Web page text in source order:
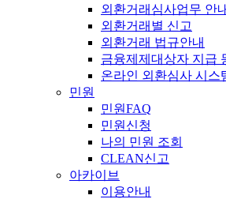
외환거래심사업무 안
외환거래별 신고
외환거래 법규안내
금융제제대상자 지급
온라인 외환심사 시스
민원
민원FAQ
민원신청
나의 민원 조회
CLEAN신고
아카이브
이용안내